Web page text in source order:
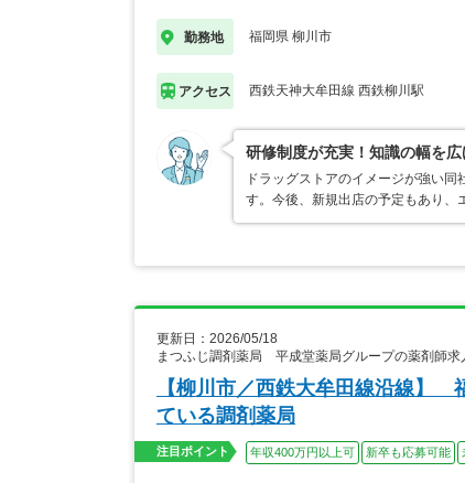
勤務地 福岡県 柳川市
アクセス 西鉄天神大牟田線 西鉄柳川駅
研修制度が充実！知識の幅を広
ドラッグストアのイメージが強い
す。今後、新規出店の予定もあり
更新日：2026/05/18
まつふじ調剤薬局 平成堂薬局グループの薬剤師求
【柳川市／西鉄大牟田線沿線】
ている調剤薬局
注目ポイント 年収400万円以上可 新卒も応募可能